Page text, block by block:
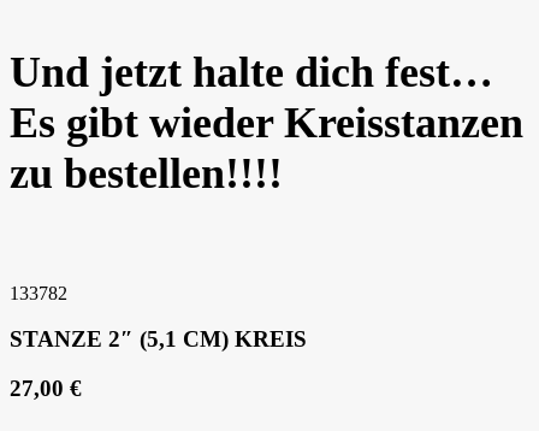
Und jetzt halte dich fest…
Es gibt wieder Kreisstanzen
zu bestellen!!!!
133782
STANZE 2″ (5,1 CM) KREIS
27,00 €